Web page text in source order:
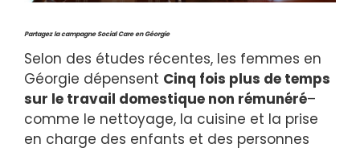
Partagez la campagne Social Care en Géorgie
Selon des études récentes, les femmes en
Géorgie dépensent Cinq fois plus de temps
sur le travail domestique non rémunéré–
comme le nettoyage, la cuisine et la prise
en charge des enfants et des personnes